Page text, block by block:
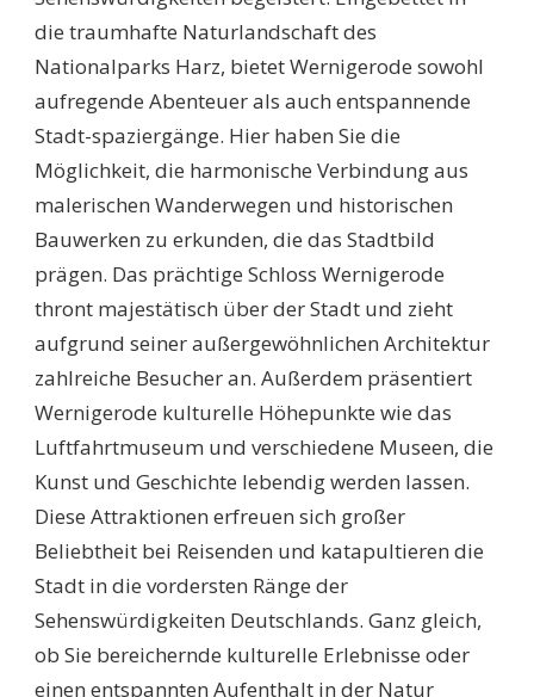
die traumhafte Naturlandschaft des
Nationalparks Harz, bietet Wernigerode sowohl
aufregende Abenteuer als auch entspannende
Stadt-spaziergänge. Hier haben Sie die
Möglichkeit, die harmonische Verbindung aus
malerischen Wanderwegen und historischen
Bauwerken zu erkunden, die das Stadtbild
prägen. Das prächtige Schloss Wernigerode
thront majestätisch über der Stadt und zieht
aufgrund seiner außergewöhnlichen Architektur
zahlreiche Besucher an. Außerdem präsentiert
Wernigerode kulturelle Höhepunkte wie das
Luftfahrtmuseum und verschiedene Museen, die
Kunst und Geschichte lebendig werden lassen.
Diese Attraktionen erfreuen sich großer
Beliebtheit bei Reisenden und katapultieren die
Stadt in die vordersten Ränge der
Sehenswürdigkeiten Deutschlands. Ganz gleich,
ob Sie bereichernde kulturelle Erlebnisse oder
einen entspannten Aufenthalt in der Natur